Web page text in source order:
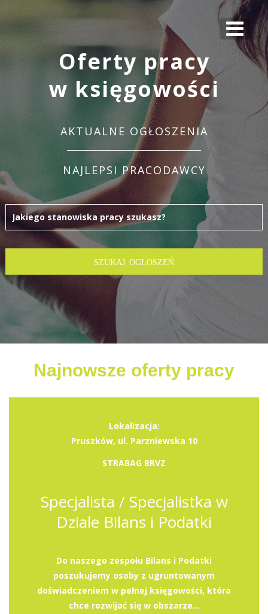
Oferty pracy
w księgowości
AKTUALNE OGŁOSZENIA
NAJLEPSI PRACODAWCY
Najnowsze oferty pracy
Lokalizacja:
Pruszków, ul. Parzniewska 10
STRABAG BRVZ
Specjalista / Specjalistka w
Dziale Bilans i Podatki
Do naszego zespołu Bilans i Podatki
poszukujemy osoby z ugruntowanym
doświadczeniem w pełnej księgowości, która
chce rozwijać się w obszarze...